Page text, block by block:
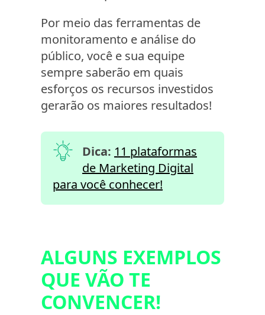
Por meio das ferramentas de
monitoramento e análise do
público, você e sua equipe
sempre saberão em quais
esforços os recursos investidos
gerarão os maiores resultados!
Dica: 11 plataformas
de Marketing Digital
para você conhecer!
ALGUNS EXEMPLOS
QUE VÃO TE
CONVENCER!